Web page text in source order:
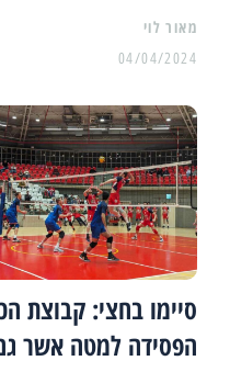
מאור לוי
04/04/2024
סיימו בחצי: קבוצת
הפסידה למטה אשר